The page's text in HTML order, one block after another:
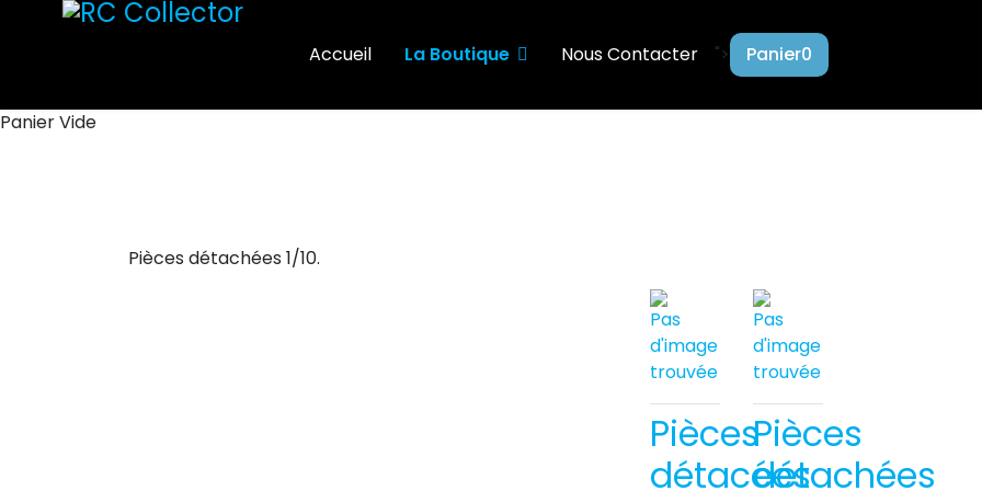
Accueil La Boutique Nous Contacter "> Panier0
Panier Vide
Pièces détachées 1/10.
Pièces
détacées
Pièces
détachées